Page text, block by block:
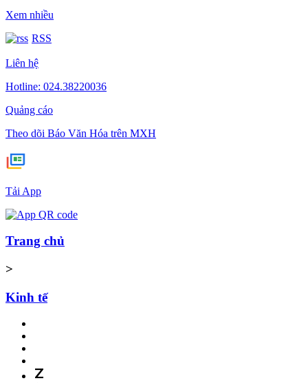
Xem nhiều
RSS
Liên hệ
Hotline: 024.38220036
Quảng cáo
Theo dõi Báo Văn Hóa trên MXH
Tải App
Trang chủ
>
Kinh tế